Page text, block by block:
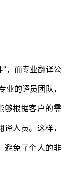
，而专业翻译公
业的译员团队，
够根据客户的需
人员。这样，
避免了个人的非